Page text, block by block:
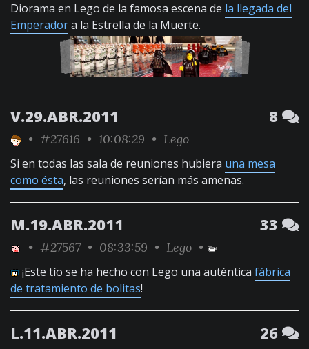
Diorama en Lego de la famosa escena de la llegada del
Emperadora la Estrella de la Muerte.
V.29.ABR.2011 8
• #27616 • 10:08:29 • Lego
Si en todas las sala de reuniones hubiera una mesa
como ésta, las reuniones serían más amenas.
M.19.ABR.2011 33
• #27567 • 08:33:59 • Lego •
¡Este tío se ha hecho con Lego una auténtica fábrica
de tratamiento de bolitas!
L.11.ABR.2011 26